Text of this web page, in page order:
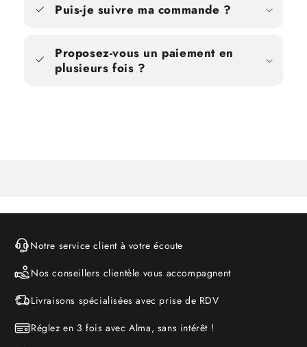
Puis-je suivre ma commande ?
Proposez-vous un paiement en
plusieurs fois ?
Notre service client à votre écoute
Nos conseillers clientèle vous accompagnent
Livraisons spécialisées avec prise de RDV
Réglez en 3 fois avec Alma, sans intérêt !